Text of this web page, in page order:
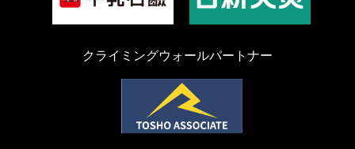
クライミングウォールパートナー